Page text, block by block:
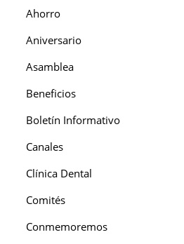
Ahorro
Aniversario
Asamblea
Beneficios
Boletín Informativo
Canales
Clínica Dental
Comités
Conmemoremos